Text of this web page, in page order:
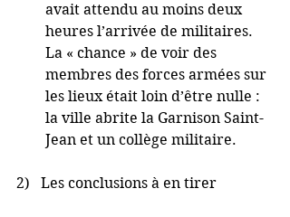
avait attendu au moins deux
heures l’arrivée de militaires.
La « chance » de voir des
membres des forces armées sur
les lieux était loin d’être nulle :
la ville abrite la Garnison Saint-
Jean et un collège militaire.
2)   Les conclusions à en tirer